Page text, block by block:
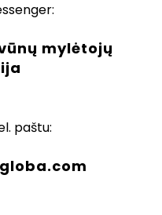
mylėtojų
paštu: